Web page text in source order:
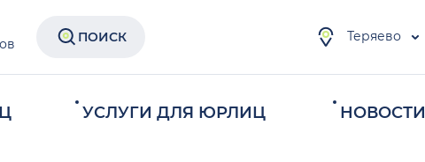
ПОИСК Теряево
УСЛУГИ ДЛЯ ЮРЛИЦ НОВОСТИ